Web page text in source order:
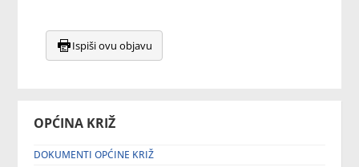
OPĆINA KRIŽ
DOKUMENTI OPĆINE KRIŽ
Ispiši ovu objavu